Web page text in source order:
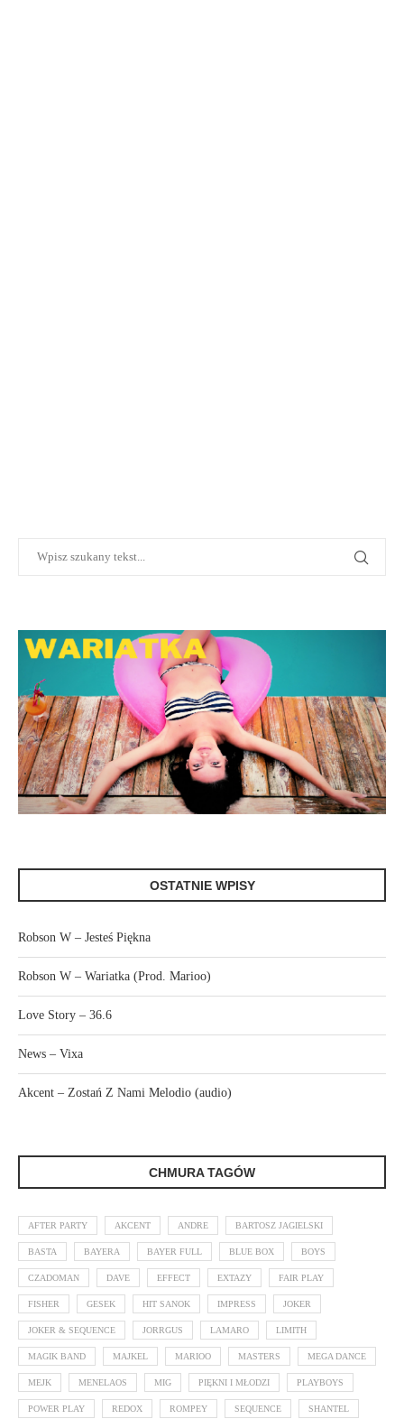
OSTATNIE WPISY
Robson W – Jesteś Piękna
Robson W – Wariatka (Prod. Marioo)
Love Story – 36.6
News – Vixa
Akcent – Zostań Z Nami Melodio (audio)
CHMURA TAGÓW
AFTER PARTY AKCENT ANDRE BARTOSZ JAGIELSKI
BASTA BAYERA BAYER FULL BLUE BOX BOYS
CZADOMAN DAVE EFFECT EXTAZY FAIR PLAY
FISHER GESEK HIT SANOK IMPRESS JOKER
JOKER & SEQUENCE JORRGUS LAMARO LIMITH
MAGIK BAND MAJKEL MARIOO MASTERS MEGA DANCE
MEJK MENELAOS MIG PIĘKNI I MŁODZI PLAYBOYS
POWER PLAY REDOX ROMPEY SEQUENCE SHANTEL